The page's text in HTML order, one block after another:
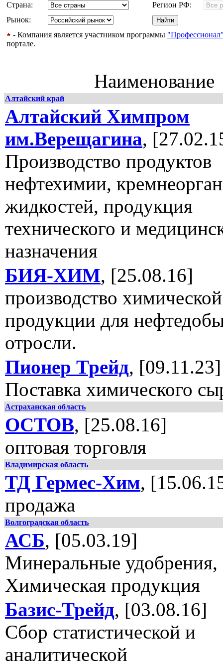
Страна:
Регион РФ:
Рынок:
- Компания является участником программы
портале.
Наименование
Алтайский край
Алтайский Химпром
им.Верещагина,
Производство продуктов
нефтехимии,
жидкостей, продукция
технического и
назначения
БИЯ-ХИМ, [25.08.16]
производство химической
продукции для
отросли.
Пионер Трейд, [09.11.23]
Поставка химического
Астраханская область
ОСТОВ, [25.08.16]
оптовая торговля
Владимирская область
ТД Гермес-Хим,
продажа
Волгоградская область
АСБ, [05.03.19]
Минеральные удобрения,
Химическая продукция
Базис-Трейд, [03.08.16]
Сбор статистической и
аналитической